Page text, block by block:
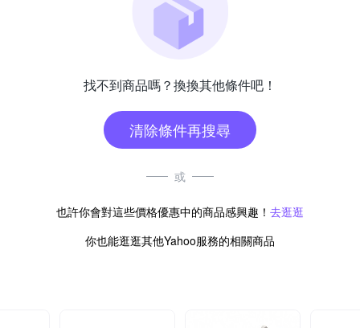
找不到商品嗎？換換其他條件吧！
清除條件再搜尋
或
也許你會對這些價格優惠中的商品感興趣！ 去逛逛
你也能逛逛其他Yahoo服務的相關商品